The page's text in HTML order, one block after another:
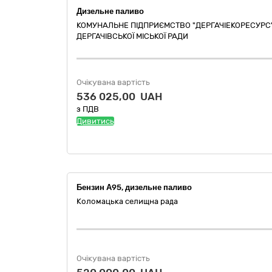
Дизельне паливо
КОМУНАЛЬНЕ ПІДПРИЄМСТВО
ДЕРГАЧІВСЬКОЇ МІСЬКОЇ РАДИ
Очікувана вартість
536 025,00 UAH
з ПДВ
Дивитись
Бензин А95, дизельне паливо
Коломацька селищна рада
Очікувана вартість